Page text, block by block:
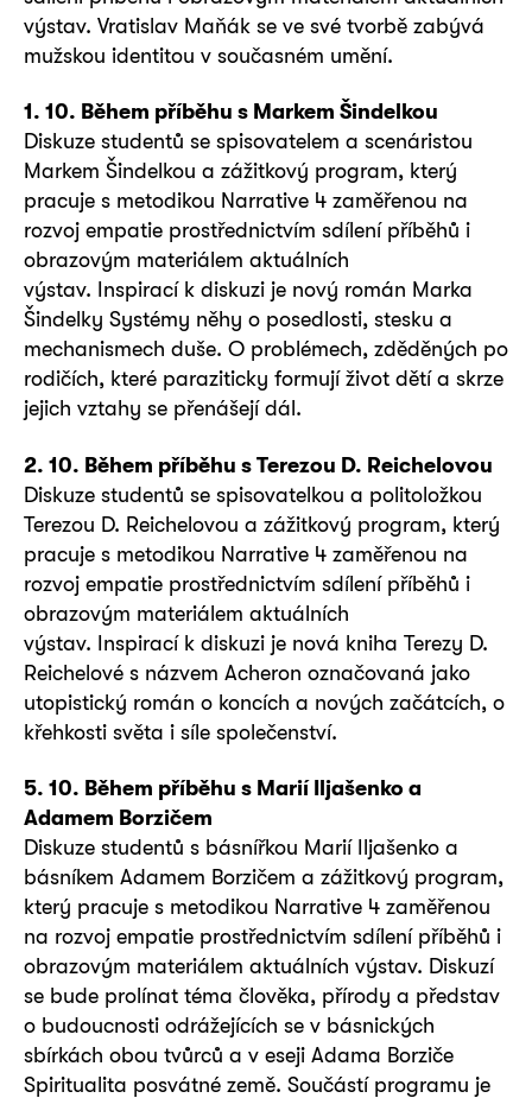
výstav. Vratislav Maňák se ve své tvorbě zabývá
mužskou identitou v současném umění.
1. 10. Během příběhu s Markem Šindelkou
Diskuze studentů se spisovatelem a scenáristou
Markem Šindelkou a zážitkový program, který
pracuje s metodikou Narrative 4 zaměřenou na
rozvoj empatie prostřednictvím sdílení příběhů i
obrazovým materiálem aktuálních
výstav. Inspirací k diskuzi je nový román Marka
Šindelky Systémy něhy o posedlosti, stesku a
mechanismech duše. O problémech, zděděných po
rodičích, které paraziticky formují život dětí a skrze
jejich vztahy se přenášejí dál.
2. 10. Během příběhu s Terezou D. Reichelovou
Diskuze studentů se spisovatelkou a politoložkou
Terezou D. Reichelovou a zážitkový program, který
pracuje s metodikou Narrative 4 zaměřenou na
rozvoj empatie prostřednictvím sdílení příběhů i
obrazovým materiálem aktuálních
výstav. Inspirací k diskuzi je nová kniha Terezy D.
Reichelové s názvem Acheron označovaná jako
utopistický román o koncích a nových začátcích, o
křehkosti světa i síle společenství.
5. 10. Během příběhu s Marií Iljašenko a
Adamem Borzičem
Diskuze studentů s básnířkou Marií Iljašenko a
básníkem Adamem Borzičem a zážitkový program,
který pracuje s metodikou Narrative 4 zaměřenou
na rozvoj empatie prostřednictvím sdílení příběhů i
obrazovým materiálem aktuálních výstav. Diskuzí
se bude prolínat téma člověka, přírody a představ
o budoucnosti odrážejících se v básnických
sbírkách obou tvůrců a v eseji Adama Borziče
Spiritualita posvátné země. Součástí programu je